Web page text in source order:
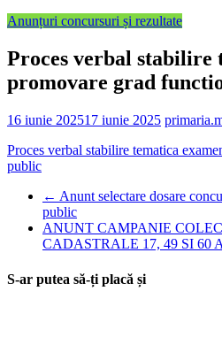
Anunțuri concursuri și rezultate
Proces verbal stabilire
promovare grad
16 iunie 202517 iunie 2025
Proces verbal stabilire tematica
public
← Anunt selectare dosare
public
ANUNT CAMPANIE
CADASTRALE 17, 49 SI 60
S-ar putea să-ți placă și